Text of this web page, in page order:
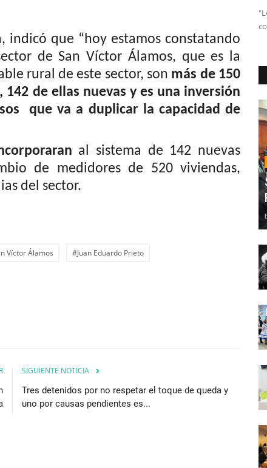
indicó que “hoy estamos constatando
de San Víctor Álamos, que es la
rural de este sector, son más de 150
de ellas nuevas y es una inversión
que va a duplicar la capacidad de
al sistema de 142 nuevas
de medidores de 520 viviendas,
del sector.
Víctor Álamos #Juan Eduardo Prieto
SIGUIENTE NOTICIA
Tres detenidos por no respetar el toque de queda y
uno por causas pendientes es...